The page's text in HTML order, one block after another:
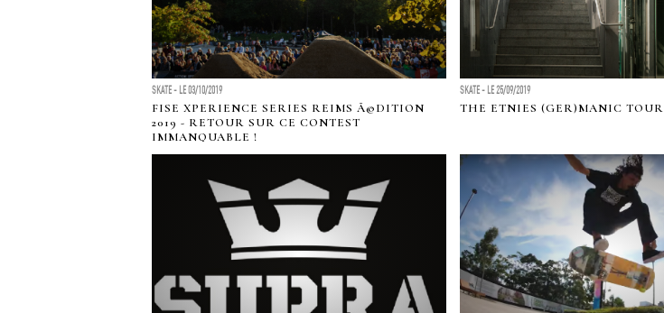
SKATE - LE 03/10/2019
FISE XPERIENCE SERIES REIMS Ã©DITION
2019 - RETOUR SUR CE CONTEST
IMMANQUABLE !
SKATE - LE 25/09/2019
THE ETNIES (GER)MANIC TOUR